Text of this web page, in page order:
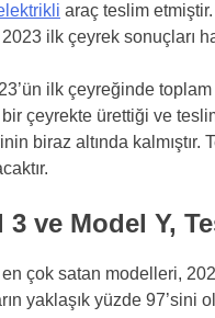
araç teslim etmiştir.
2023 ilk çeyrek sonuçları
ilk çeyreğinde
bir çeyrekte ürettiği ve
biraz altında kalmıştır.
3 ve Model Y,
en çok satan modelleri,
yaklaşık yüzde 97’sini